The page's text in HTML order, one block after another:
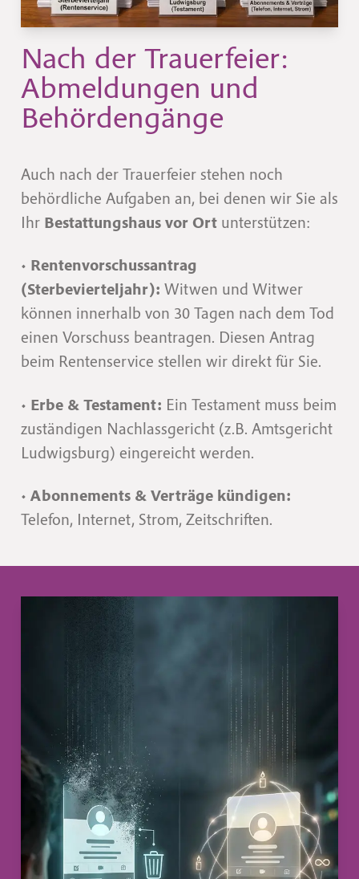
Nach der Trauerfeier:
Abmeldungen und
Behördengänge
Auch nach der Trauerfeier stehen noch
behördliche Aufgaben an, bei denen wir Sie als
Ihr Bestattungshaus vor Ortunterstützen:
• Rentenvorschussantrag
(Sterbevierteljahr): Witwen und Witwer
können innerhalb von 30 Tagen nach dem Tod
einen Vorschuss beantragen. Diesen Antrag
beim Rentenservice stellen wir direkt für Sie.
• Erbe & Testament: Ein Testament muss beim
zuständigen Nachlassgericht (z.B. Amtsgericht
Ludwigsburg) eingereicht werden.
• Abonnements & Verträge kündigen:
Telefon, Internet, Strom, Zeitschriften.